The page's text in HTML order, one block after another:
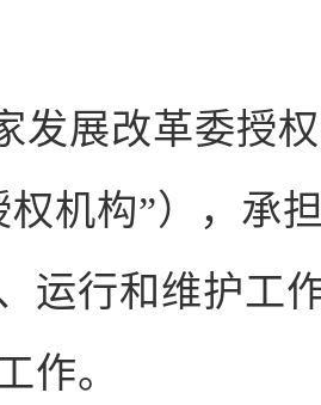
发展改革委授
权机构”），承
运行和维护工
作。